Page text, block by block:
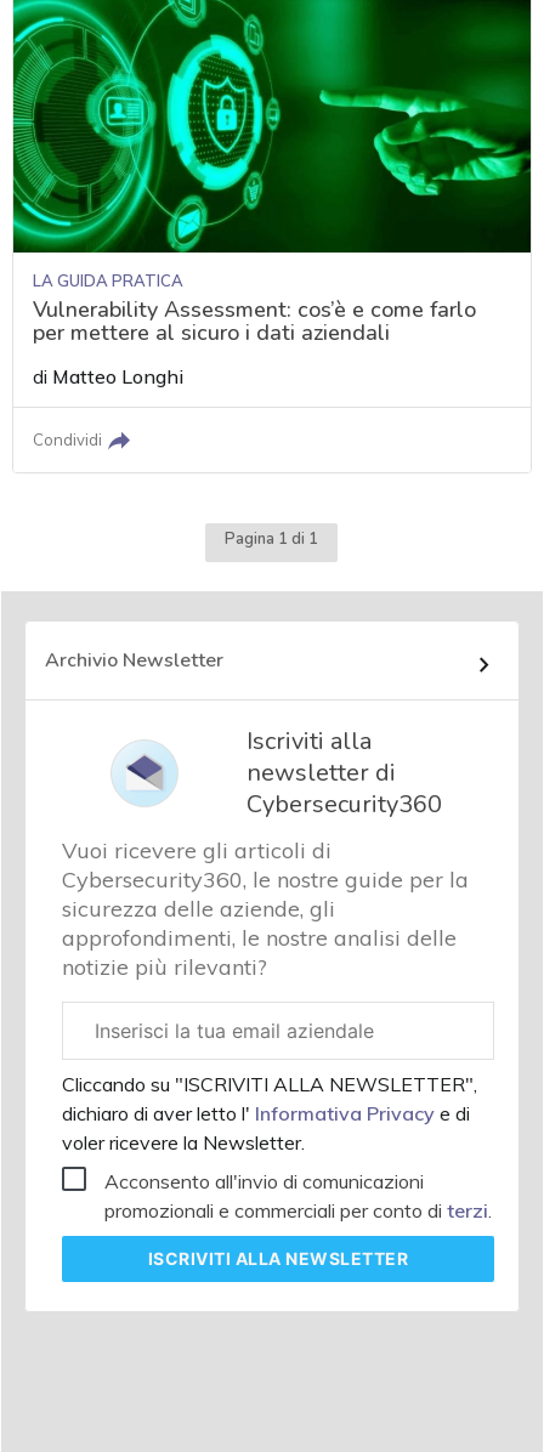
LA GUIDA PRATICA
Vulnerability Assessment: cos’è e come farlo
per mettere al sicuro i dati aziendali
di Matteo Longhi
Condividi
Pagina 1 di 1
Archivio Newsletter
Iscriviti alla
newsletter di
Cybersecurity360
Vuoi ricevere gli articoli di
Cybersecurity360, le nostre guide per la
sicurezza delle aziende, gli
approfondimenti, le nostre analisi delle
notizie più rilevanti?
aziendale
Cliccando su "ISCRIVITI ALLA NEWSLETTER",
dichiaro di aver letto l' Informativa Privacy e di
voler ricevere la Newsletter.
Acconsento all'invio di comunicazioni
promozionali e commerciali per conto di terzi
ISCRIVITI ALLA NEWSLETTER